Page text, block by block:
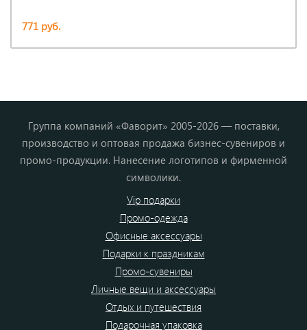
771 руб.
Группа компаний «Фаворит» 2005-2026 — поставки,
производство и оптовая продажа бизнес-сувениров и
промо-продукции. Нанесение логотипов и фирменной
символики.
Vip подарки
Промо-одежда
Офисные аксессуары
Подарки к праздникам
Промо-сувениры
Личные вещи и аксессуары
Отдых и путешествия
Подарочная упаковка